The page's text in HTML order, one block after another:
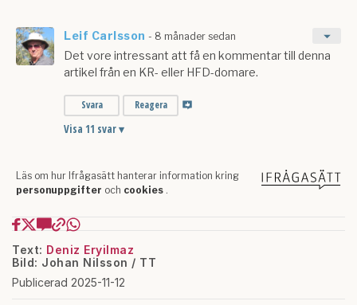
Text: Deniz Eryilmaz
Bild: Johan Nilsson / TT
Publicerad 2025-11-12